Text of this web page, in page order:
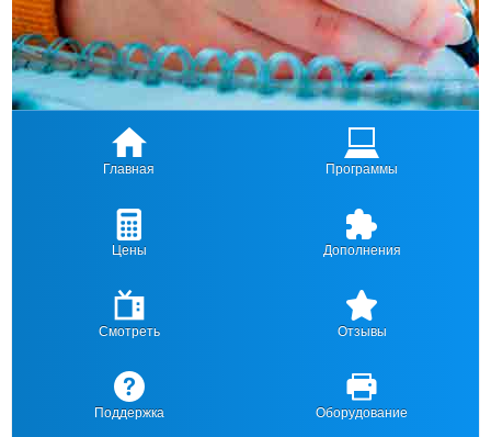
Главная Программы
Цены Дополнения
Смотреть Отзывы
Поддержка Оборудование